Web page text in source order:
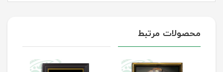
محصولات مرتبط